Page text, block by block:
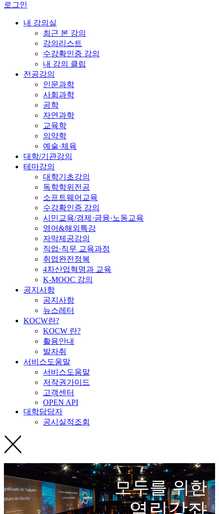
로그인
내 강의실
최근 본 강의
강의리스트
수강확인증 강의
내 강의 클립
전공강의
인문과학
사회과학
공학
자연과학
교육학
의약학
예술·체육
대학/기관강의
테마강의
대학기초강의
독학학위전공
소프트웨어교육
수강확인증 강의
시민교육/경제·금융·노동교육
영어&해외특강
자막제공강의
직업·직무 교육과정
취업완전정복
4차산업혁명과 교육
K-MOOC 강의
공지사항
공지사항
뉴스레터
KOCW란?
KOCW 란?
활용안내
발자취
서비스도움말
서비스도움말
저작권가이드
고객센터
OPEN API
대학담당자
공시실적조회
모두를 위한